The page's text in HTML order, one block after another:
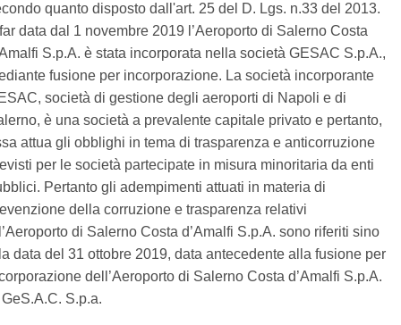
quanto disposto dall'art. 25 del D. Lgs. n.33 del 2013.
data dal 1 novembre 2019 l’Aeroporto di Salerno Costa
S.p.A. è stata incorporata nella società GESAC S.p.A.,
fusione per incorporazione. La società incorporante
società di gestione degli aeroporti di Napoli e di
è una società a prevalente capitale privato e pertanto,
attua gli obblighi in tema di trasparenza e anticorruzione
per le società partecipate in misura minoritaria da enti
Pertanto gli adempimenti attuati in materia di
della corruzione e trasparenza relativi
di Salerno Costa d’Amalfi S.p.A. sono riferiti sino
data del 31 ottobre 2019, data antecedente alla fusione per
dell’Aeroporto di Salerno Costa d’Amalfi S.p.A.
S.p.a.